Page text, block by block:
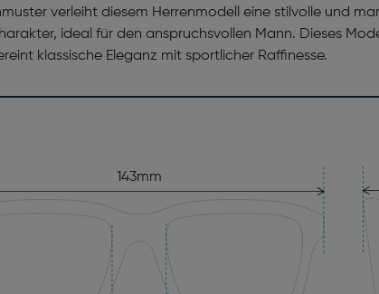
verleiht diesem Herrenmodell eine stilvolle und
ideal für den anspruchsvollen Mann. Dieses
klassische Eleganz mit sportlicher Raffinesse.
143mm